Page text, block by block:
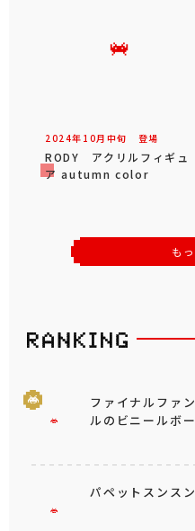
2024年 10月 中旬 登場
RODY アクリルフィギュ
ア autumn color
も
ファイナルファ
ルのビニールボ
パペットスンス